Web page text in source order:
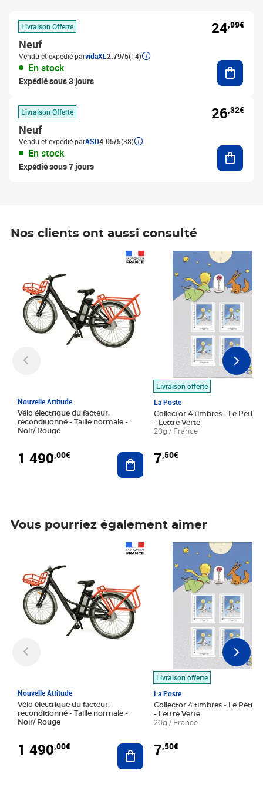
Livraison Offerte
Neuf
Vendu et expédié parvidaXL 2.79/5(14)
En stock
Expédié sous 3 jours
24,99€
Livraison Offerte
Neuf
Vendu et expédié parASD4.05/5(38)
En stock
Expédié sous 7 jours
26,32€
Nos clients ont aussi consulté
Nouvelle Attitude
Vélo électrique du facteur,
reconditionné - Taille normale -
Noir/ Rouge
1 490,00€ Ajouter au panier
Livraison offerte
La Poste
Collector 4 timbres - Le Petit
- Lettre Verte
20g / France
7,50€
Prix 7,50€
Vous pourriez également aimer
Nouvelle Attitude
Vélo électrique du facteur,
reconditionné - Taille normale -
Noir/ Rouge
1 490,00€ Ajouter au panier
Livraison offerte
La Poste
Collector 4 timbres - Le Petit
- Lettre Verte
20g / France
7,50€
Prix 7,50€